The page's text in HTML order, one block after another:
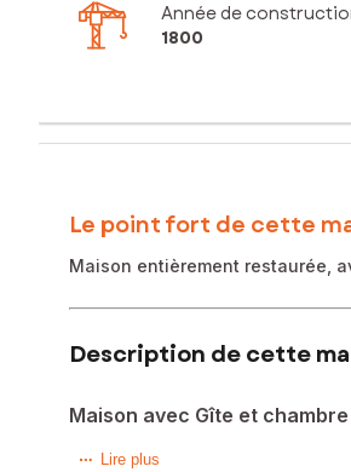
Année de
1800
Le point fort de cette
Maison entièrement restaurée,
Description de cette
Maison avec Gîte et
Belle maison en pierre de 1800
Lire plus